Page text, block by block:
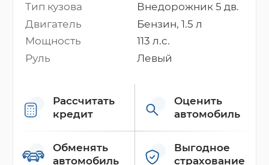
Тип кузова
Внедорожник 5 дв.
Двигатель
Бензин, 1.5 л
Мощность
113 л.с.
Руль
Левый
Рассчитать
кредит
Оценить
автомобиль
Обменять
автомобиль
Выгодное
страхование